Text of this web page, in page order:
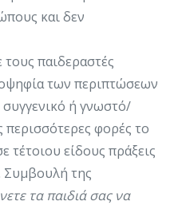
και δεν
παιδεραστές
των περιπτώσεων
ή γνωστό/
περισσότερες φορές το
τέτοιου είδους πράξεις
Συμβουλή της
τα παιδιά σας να